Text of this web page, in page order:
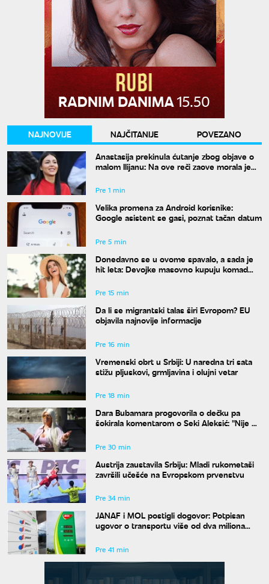
NAJNOVIJE NAJČITANIJE
POVEZANO
Anastasija prekinula ćutanje zbog objave o
malom Ilijanu: Na ove reči zaove morala je
Pre 1 min
Velika promena za Android korisnike:
Google asistent se gasi, poznat tačan datum
Pre 5 min
Donedavno se u ovome spavalo, a sada je
hit leta: Devojke masovno kupuju komad
Pre 15 min
Da li se migrantski talas širi Evropom? EU
objavila najnovije informacije
Pre 16 min
Vremenski obrt u Srbiji: U naredna tri sata
stižu pljuskovi, grmljavina i olujni vetar
Pre 18 min
Dara Bubamara progovorila o dečku pa
šokirala komentarom o Seki Aleksić: "Nije mi
Pre 30 min
Austrija zaustavila Srbiju: Mladi rukometaši
završili učešće na Evropskom prvenstvu
Pre 34 min
JANAF i MOL postigli dogovor: Potpisan
ugovor o transportu više od dva miliona
Pre 41 min